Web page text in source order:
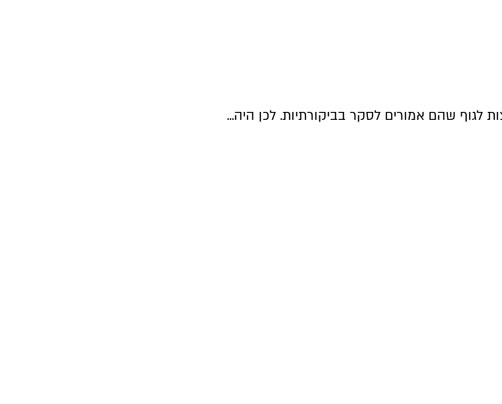
שהם אמורים לסקר בביקורתיות. לכן היה...